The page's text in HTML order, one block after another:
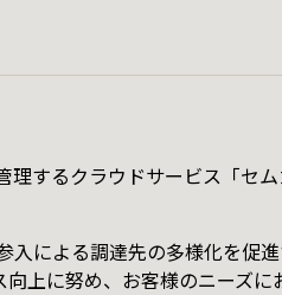
twitter
理するクラウドサービス「セ
入による調達先の多様化を促
上に努め、お客様のニーズに